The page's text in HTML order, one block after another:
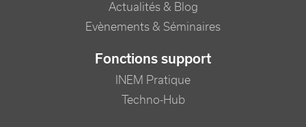
Actualités & Blog
Evènements & Séminaires
Fonctions support
INEM Pratique
Techno-Hub